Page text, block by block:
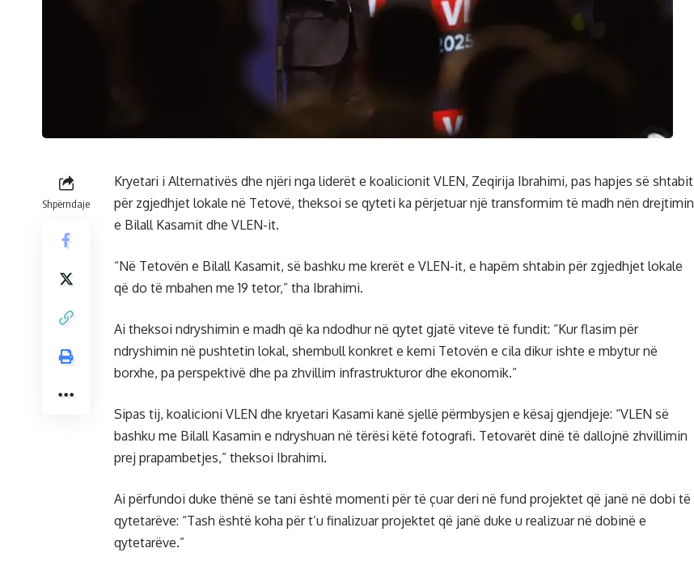
Shpërndaje
Kryetari i Alternativës dhe njëri nga liderët e koalicionit VLEN, Zeqirija Ibrahimi, pas hapjes së shtabit
për zgjedhjet lokale në Tetovë, theksoi se qyteti ka përjetuar një transformim të madh nën drejtimin
e Bilall Kasamit dhe VLEN-it.
“Në Tetovën e Bilall Kasamit, së bashku me krerët e VLEN-it, e hapëm shtabin për zgjedhjet lokale
që do të mbahen me 19 tetor,” tha Ibrahimi.
Ai theksoi ndryshimin e madh që ka ndodhur në qytet gjatë viteve të fundit: “Kur flasim për
ndryshimin në pushtetin lokal, shembull konkret e kemi Tetovën e cila dikur ishte e mbytur në
borxhe, pa perspektivë dhe pa zhvillim infrastrukturor dhe ekonomik.”
Sipas tij, koalicioni VLEN dhe kryetari Kasami kanë sjellë përmbysjen e kësaj gjendjeje: “VLEN së
bashku me Bilall Kasamin e ndryshuan në tërësi këtë fotografi. Tetovarët dinë të dallojnë zhvillimin
prej prapambetjes,” theksoi Ibrahimi.
Ai përfundoi duke thënë se tani është momenti për të çuar deri në fund projektet që janë në dobi të
qytetarëve: “Tash është koha për t’u finalizuar projektet që janë duke u realizuar në dobinë e
qytetarëve.”